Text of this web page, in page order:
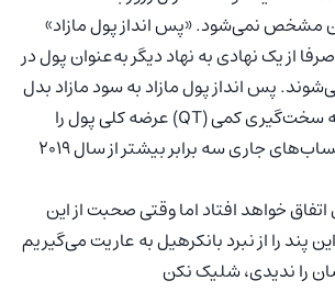
مشخص نمی‌شود. «پس انداز پول مازاد»
از یک نهادی به نهاد دیگر به‌عنوان پول در
پس انداز پول مازاد به سود مازاد بدل
می‌شود حتی وقتی که سخت‌گیری کمی (QT) عرضه کلی پول را
کاهش داد، مانده حساب‌های جاری سه برابر بیشتر از سال 2019
اتفاق خواهد افتاد اما وقتی صحبت از این
پند را از نبرد بانکرهیل به عاریت می‌گیریم
را ندیدی، شلیک نکن